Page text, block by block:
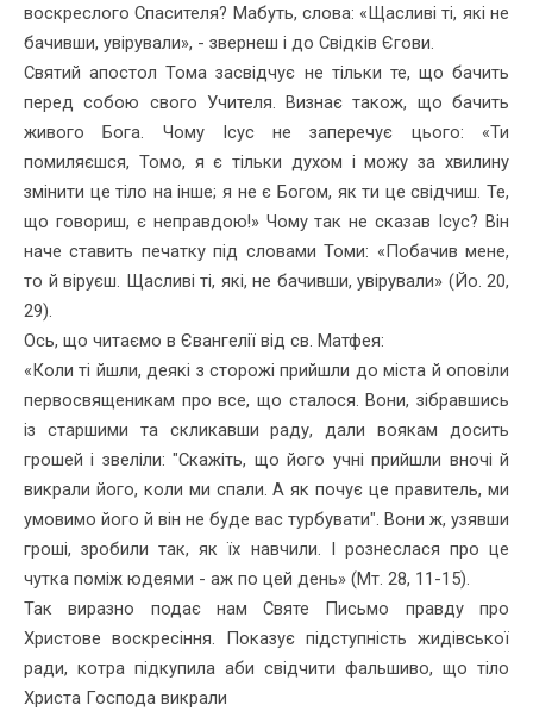
воскреслого Спасителя? Мабуть, слова: «Щасливі ті, які не
бачивши, увірували», - звернеш і до Свід­ків Єгови.
Святий апостол Тома засвідчує не тільки те, що бачить
перед собою свого Учителя. Визнає також, що бачить
живого Бога. Чому Ісус не заперечує цього: «Ти
помиляєшся, Томо, я є тільки духом і можу за хвилину
змінити це тіло на інше; я не є Богом, як ти це свідчиш. Те,
що говориш, є неправдою!» Чому так не сказав Ісус? Він
наче ставить печатку під словами Томи: «Побачив мене,
то й віруєш. Щасливі ті, які, не бачивши, увірували» (Йо. 20,
29).
Ось, що читаємо в Євангелії від св. Матфея:
«Коли ті йшли, деякі з сторожі прийшли до міста й оповіли
первосвященикам про все, що сталося. Вони, зібравшись
із стар­шими та скликавши раду, дали воякам досить
грошей і звеліли: "Скажіть, що його учні прийшли вночі й
викрали його, коли ми спа­ли. А як почує це правитель, ми
умовимо його й він не буде вас тур­бувати". Вони ж, узявши
гроші, зробили так, як їх навчили. І рознес­лася про це
чутка поміж юдеями - аж по цей день» (Мт. 28, 11-15).
Так виразно подає нам Святе Письмо правду про
Христове воскресіння. Показує підступність жидівської
ради, котра підкупила аби свідчити фальшиво, що тіло
Христа Господа викрали